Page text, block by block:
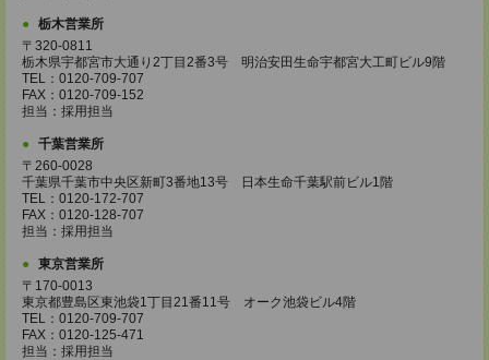
栃木営業所
〒320-0811
栃木県宇都宮市大通り2丁目2番3号 明治安田生命宇都宮大工町ビル9階
TEL：0120-709-707
FAX：0120-709-152
担当：採用担当
千葉営業所
〒260-0028
千葉県千葉市中央区新町3番地13号 日本生命千葉駅前ビル1階
TEL：0120-172-707
FAX：0120-128-707
担当：採用担当
東京営業所
〒170-0013
東京都豊島区東池袋1丁目21番11号 オーク池袋ビル4階
TEL：0120-709-707
FAX：0120-125-471
担当：採用担当